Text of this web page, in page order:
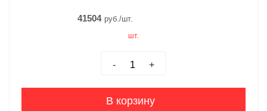
41504 руб./шт.
шт.
- +
В корзину